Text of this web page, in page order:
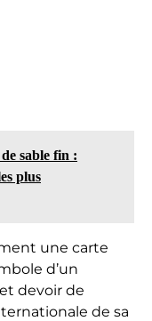
sable fin :
plus
une carte
d’un
devoir de
de sa